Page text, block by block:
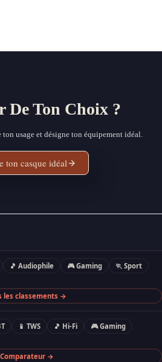
De Ton Choix ?
usage et désigne ton équipement idéal.
ton casque idéal
🎵 Audiophile 🎮 Gaming
🏃 Sport
les classements →
📱 TWS 🎵 Hi-Fi
🎮 Gaming
Comparateur →